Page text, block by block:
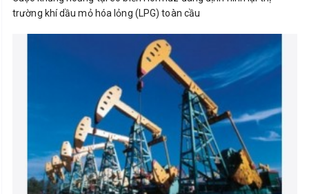
trường khí dầu mỏ hóa lỏng (LPG) toàn cầu